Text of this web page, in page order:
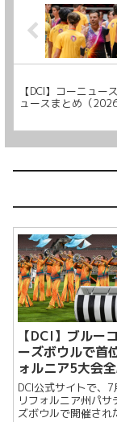
【DCI】コーニュー
ュースまとめ（
【DCI】ブルー
ーズボウルで首
ォルニア5大会
ニュース）
DCI公式サイトで、
リフォルニア州パサ
ズボウルで開催され